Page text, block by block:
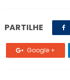
PARTILHE
Google +